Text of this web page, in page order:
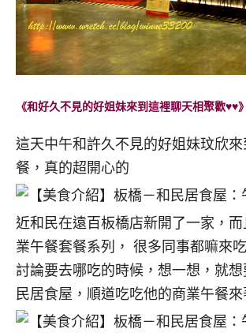
《和好久不見的好姐妹來到這裡聊天相聚歡♥♥》
這天中午和許久不見的好姐妹玟欣
餐，真的超開心的
近和民在遠百板橋店新開了一家，
業午餐套餐系列， 很多同事都嘛來
討論要去哪吃的時候，想一想，就想
民居食屋，順道吃吃他的商業午餐